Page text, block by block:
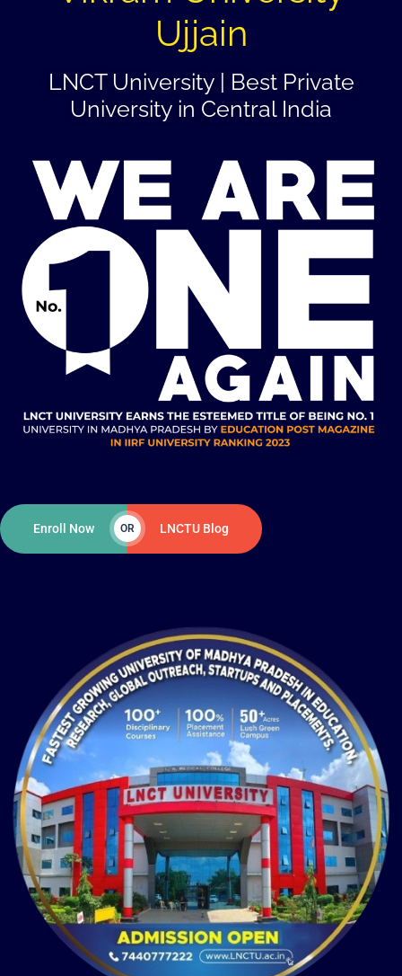
Ujjain
LNCT University | Best Private
University in Central India
Enroll Now OR LNCTU Blog